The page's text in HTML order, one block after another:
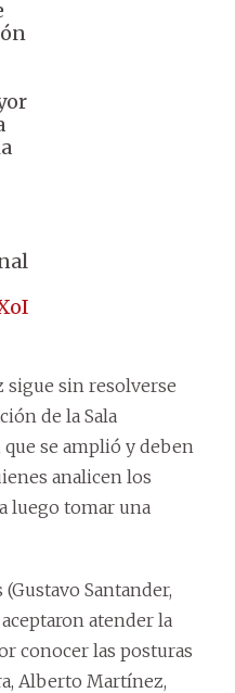
sigue sin resolverse
de la Sala
se amplió y deben
analicen los
luego tomar una
Santander,
atender la
conocer las posturas
Alberto Martínez,